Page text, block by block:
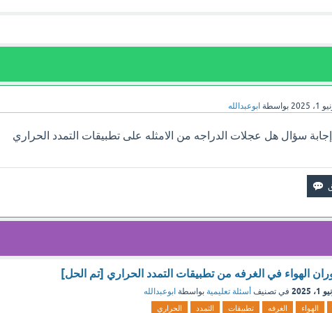
2025 بواسطة ابوعبدالله
سؤال هل عجلات الدراجه من الامثله على تطبيقات التمدد الحراري
الهواء في الغرفه من تطبيقات التمدد الحراري [تم الحل]
2025 في تصنيف أسئلة تعليمية بواسطة ابوعبدالله
الهواء الغرفه تطبيقات التمدد الحراري